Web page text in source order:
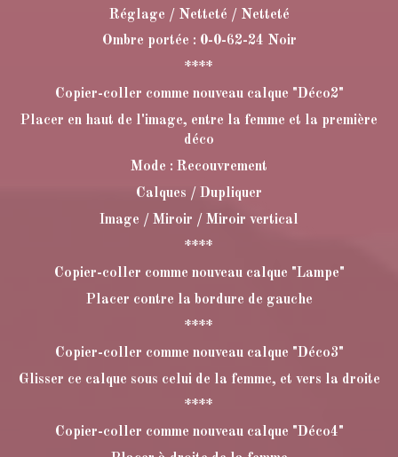
Réglage / Netteté / Netteté
Ombre portée : 0-0-62-24 Noir
****
Copier-coller comme nouveau calque "Déco2"
Placer en haut de l'image, entre la femme et la première
déco
Mode : Recouvrement
Calques / Dupliquer
Image / Miroir / Miroir vertical
****
Copier-coller comme nouveau calque "Lampe"
Placer contre la bordure de gauche
****
Copier-coller comme nouveau calque "Déco3"
Glisser ce calque sous celui de la femme, et vers la droite
****
Copier-coller comme nouveau calque "Déco4"